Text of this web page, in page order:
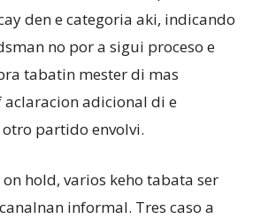
den e categoria aki, indicando
no por a sigui proceso e
tabatin mester di mas
adicional di e
partido envolvi.
hold, varios keho tabata ser
informal. Tres caso a